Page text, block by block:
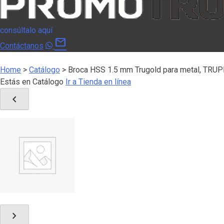
consúltalo aquí
Contáctanos
mail
Home > Catálogo > Broca HSS 1.5 mm Trugold para metal,
Estás en Catálogo Ir a Tienda en línea
chevron_left
chevron_right